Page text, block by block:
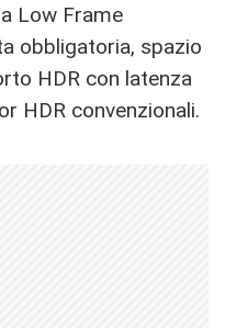
Low Frame
obbligatoria, spazio
HDR con latenza
HDR convenzionali.